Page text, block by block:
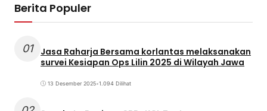
Berita Populer
01
Jasa Raharja Bersama korlantas melaksanakan
survei Kesiapan Ops Lilin 2025 di Wilayah Jawa
13 Desember 2025•1.094 Dilihat